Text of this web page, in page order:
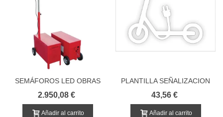
SEMÁFOROS LED OBRAS
PLEGABLE (conjunto de 2
2.950,08 €
Añadir al carrito
PLANTILLA SEÑALIZACION
PATINETE ELÉCTRICO
43,56 €
Añadir al carrito